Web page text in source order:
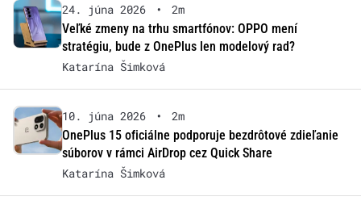
24. júna 2026 •
2m
Veľké zmeny na trhu smartfónov: OPPO mení
stratégiu, bude z OnePlus len modelový rad?
Katarína Šimková
10. júna 2026 •
2m
OnePlus 15 oficiálne podporuje bezdrôtové zdieľanie
súborov v rámci AirDrop cez Quick Share
Katarína Šimková